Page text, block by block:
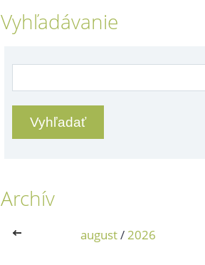
Vyhľadávanie
Archív
<< august/2026